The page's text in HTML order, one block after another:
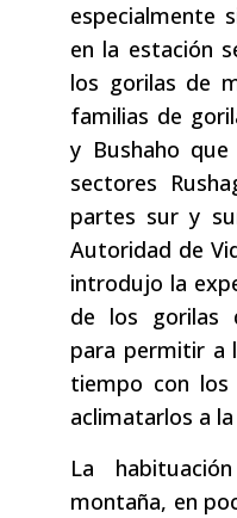
especialmente
en la estación
los gorilas de
familias de
y Bushaho
sectores
partes sur y
Autoridad de
introdujo la
de los gorilas
para permitir a
tiempo con
aclimatarlos a
La
montaña, en